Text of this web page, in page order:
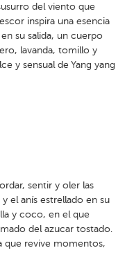
del viento que
inspira una esencia
su salida, un cuerpo
lavanda, tomillo y
y sensual de Yang yang
sentir y oler las
el anís estrellado en su
y coco, en el que
del azucar tostado.
que revive momentos,